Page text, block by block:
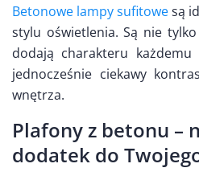
Betonowe lampy sufitowesą
stylu oświetlenia. Są nie
dodają charakteru każdemu
jednocześnie ciekawy
wnętrza.
Plafony z betonu –
dodatek do